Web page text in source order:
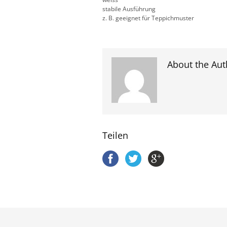
stabile Ausführung
z. B. geeignet für Teppichmuster
About the
Teilen